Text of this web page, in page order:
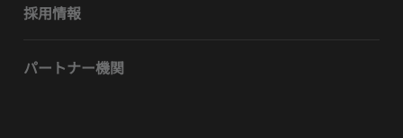
採用情報
パートナー機関